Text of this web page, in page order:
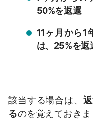
50%を返還
11ヶ月から1
は、25%を返
該当する場合は、
るのを覚えておきま